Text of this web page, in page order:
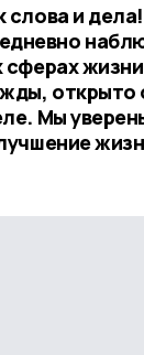
и
сферах
Мы